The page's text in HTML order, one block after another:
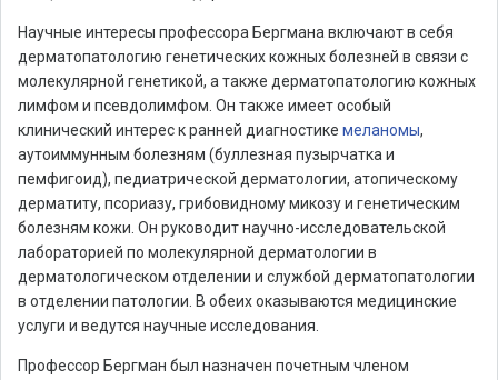
Научные интересы профессора Бергмана включают в себя
дерматопатологию генетических кожных болезней в связи с
молекулярной генетикой, а также дерматопатологию кожных
лимфом и псевдолимфом. Он также имеет особый
клинический интерес к ранней диагностике меланомы,
аутоиммунным болезням (буллезная пузырчатка и
пемфигоид), педиатрической дерматологии, атопическому
дерматиту, псориазу, грибовидному микозу и генетическим
болезням кожи. Он руководит научно-исследовательской
лабораторией по молекулярной дерматологии в
дерматологическом отделении и службой дерматопатологии
в отделении патологии. В обеих оказываются медицинские
услуги и ведутся научные исследования.
Профессор Бергман был назначен почетным членом